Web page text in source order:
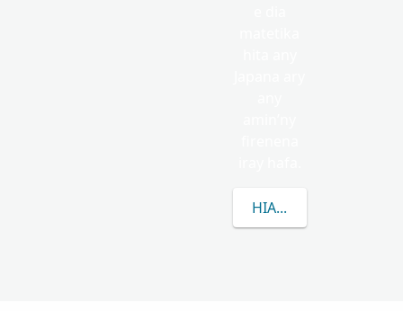
HIANATRA MISIMISY